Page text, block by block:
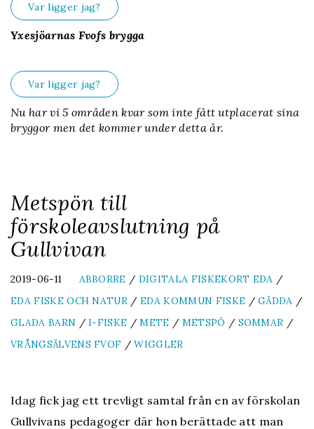
Var ligger jag?
Yxesjöarnas Fvofs brygga
Var ligger jag?
Nu har vi 5 områden kvar som inte fått utplacerat sina
bryggor men det kommer under detta år.
Metspön till
förskoleavslutning på
Gullvivan
2019-06-11 ABBORRE / DIGITALA FISKEKORT EDA /
EDA FISKE OCH NATUR /EDA KOMMUN FISKE /GÄDDA /
GLADA BARN /I-FISKE /METE / METSPÖ / SOMMAR /
VRÅNGSÄLVENS FVOF /WIGGLER
Idag fick jag ett trevligt samtal från en av förskolan
Gullvivans pedagoger där hon berättade att man